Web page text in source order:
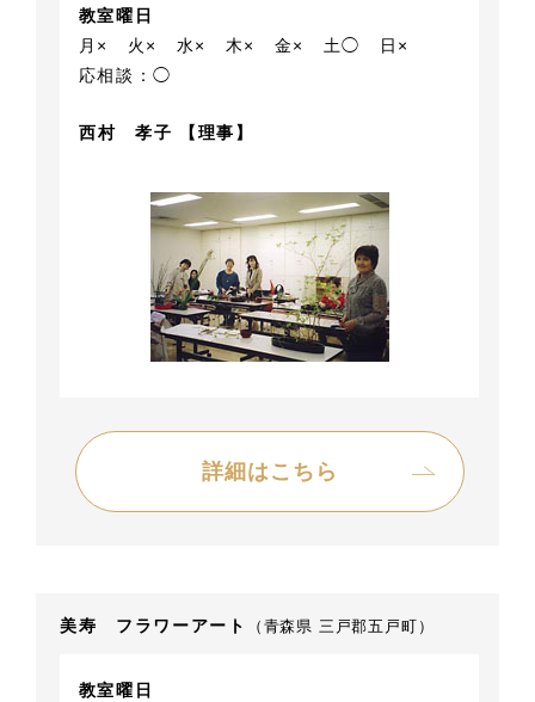
教室曜日
月×
火× 水× 木× 金× 土◯
日×
応相談：◯
西村 孝子 【理事】
詳細はこちら
美寿 フラワーアート （青森県 三戸郡五戸町）
教室曜日